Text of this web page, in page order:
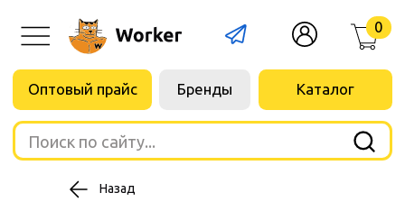
Поиск по сайту...
Назад